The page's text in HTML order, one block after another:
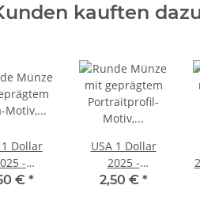
kauften
1 Dollar
-
€ *
USA 1 Dollar
2025 -
Sacagawea -
2,50 € *